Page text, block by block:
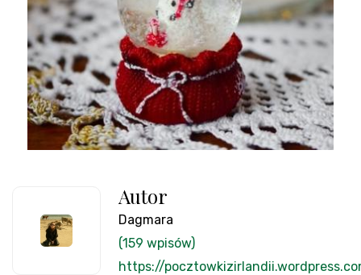
Autor
Dagmara
(159 wpisów)
https://